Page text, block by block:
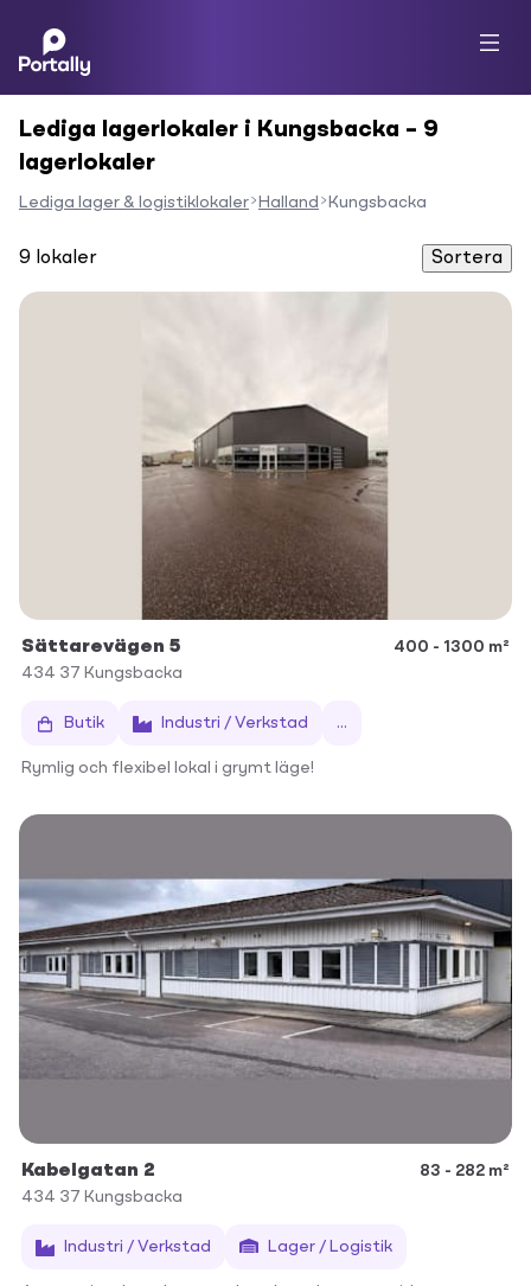
Lediga lagerlokaler i Kungsbacka – 9
lagerlokaler
Lediga lager & logistiklokaler Halland Kungsbacka
9 lokaler Sortera
Sättarevägen 5
400 - 1300 m²
434 37 Kungsbacka
Butik Industri / Verkstad ...
Rymlig och flexibel lokal i grymt läge!
Kabelgatan 2
83 - 282 m²
434 37 Kungsbacka
Industri / Verkstad Lager / Logistik